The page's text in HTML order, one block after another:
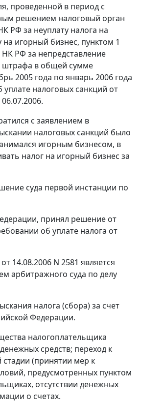
проведенной в период с
решением налоговый орган
РФ за неуплату налога на
на игорный бизнес, пунктом 1
НК РФ за непредставление
штрафа в общей сумме
2005 года по январь 2006 года
налоговых санкций от
с заявлением в
налоговых санкций было
игорным бизнесом, в
налог на игорный бизнес за
суда первой инстанции по
принял решение от
об уплате налога от
14.08.2006 N 2581 является
арбитражного суда по делу
налога (сбора) за счет
Федерации.
налогоплательщика
средств; переход к
(принятии мер к
предусмотренных пунктом
отсутствии денежных
о счетах.